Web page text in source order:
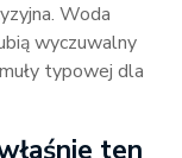
Woda
wyczuwalny
typowej dla
ten